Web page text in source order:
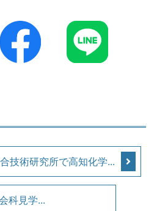
技術研究所で高知化学...
科見学...